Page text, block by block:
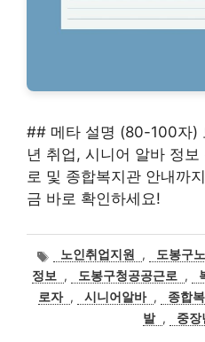
## 메타 설명 (80-100자)
년 취업, 시니어 알바 정
로 및 종합복지관 안내까
금 바로 확인하세요!
태
그
노인취업지원 , 도봉구
정보
, 도봉구청공공근로 ,
로자 , 시니어알바 , 종합
발 , 중장